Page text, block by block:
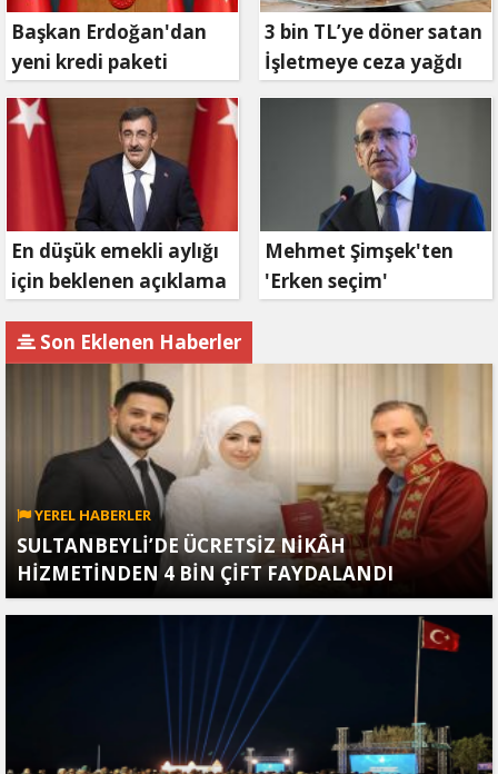
Başkan Erdoğan'dan
yeni kredi paketi
müjdesi: 6 ay geri
ödemesiz, 36 ay vadeli
3 bin TL’ye döner satan
İşletmeye ceza yağdı
En düşük emekli aylığı
için beklenen açıklama
Mehmet Şimşek'ten
'Erken seçim'
Son Eklenen Haberler
YEREL HABERLER
SULTANBEYLİ’DE ÜCRETSİZ NİKÂH
HİZMETİNDEN 4 BİN ÇİFT FAYDALANDI